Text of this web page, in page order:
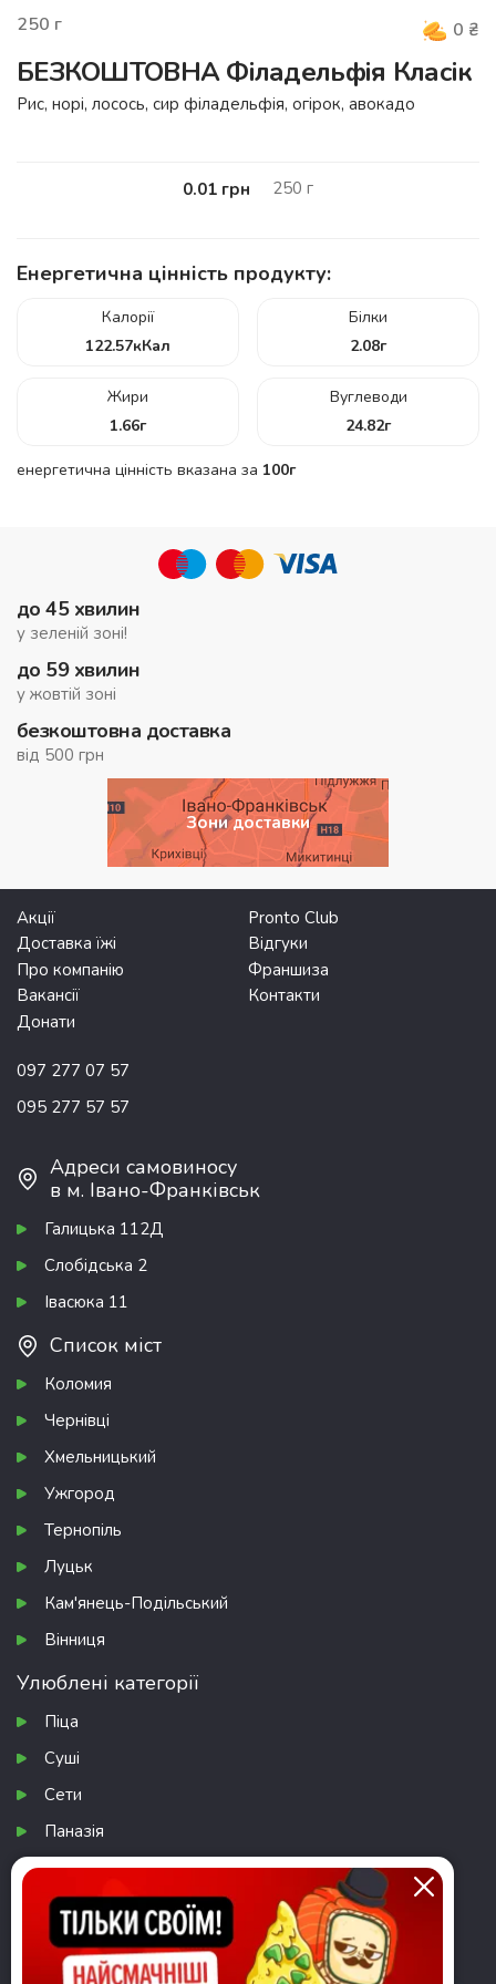
250 г 0 ₴
БЕЗКОШТОВНА Філадельфія Класік
Рис, норі, лосось, сир філадельфія, огірок, авокадо
0.01 грн 250 г
Енергетична цінність продукту:
Калорії
122.57кКал
Білки
2.08г
Жири
1.66г
Вуглеводи
24.82г
енергетична цінність вказана за 100г
до 45 хвилин
у зеленій зоні!
до 59 хвилин
у жовтій зоні
безкоштовна доставка
від 500 грн
Зони доставки
Акції
Pronto Club
Доставка їжі
Відгуки
Про компанію
Франшиза
Вакансії
Контакти
Донати
097 277 07 57
095 277 57 57
Адреси самовиносу
в м. Івано-Франківськ
Галицька 112Д
Слобідська 2
Івасюка 11
Список міст
Коломия
Чернівці
Хмельницький
Ужгород
Тернопіль
Луцьк
Кам'янець-Подільський
Вінниця
Улюблені категорії
Піца
Суші
Сети
Паназія
Десерти
Комбо
Завантажити додаток